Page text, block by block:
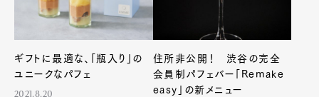
Fashion
ギフトに最適な、「瓶入り」の
ユニークなパフェ
2021.8.20
住所非公開！ 渋谷の完全
会員制パフェバー「Remake
easy」の新メニュー